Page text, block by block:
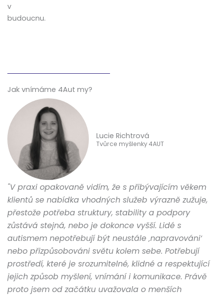
v
budoucnu.
Jak vnímáme 4Aut my?
Lucie Richtrová
Tvůrce myšlenky 4AUT
"V praxi opakovaně vidím, že s přibývajícím věkem
klientů se nabídka vhodných služeb výrazně zužuje,
přestože potřeba struktury, stability a podpory
zůstává stejná, nebo je dokonce vyšší. Lidé s
autismem nepotřebují být neustále ‚napravováni‘
nebo přizpůsobováni světu kolem sebe. Potřebují
prostředí, které je srozumitelné, klidné a respektující
jejich způsob myšlení, vnímání i komunikace. Právě
proto jsem od začátku uvažovala o menších